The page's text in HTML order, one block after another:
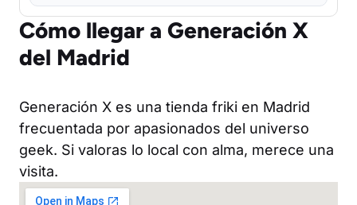
Cómo llegar a Generación X
del Madrid
Generación X es una tienda friki en Madrid
frecuentada por apasionados del universo
geek. Si valoras lo local con alma, merece una
visita.